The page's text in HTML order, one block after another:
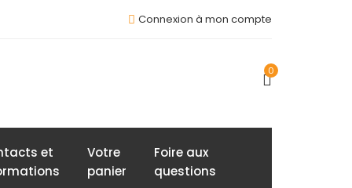
Connexion à mon compte
0
et
Votre
panier
Foire aux
questions